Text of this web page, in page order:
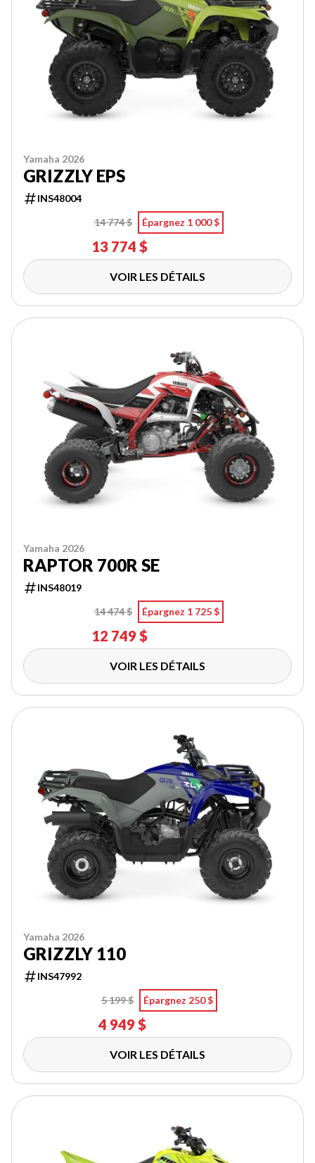
Yamaha 2026
GRIZZLY EPS
INS48004
14 774 $
Épargnez 1 000 $
13 774 $
VOIR LES DÉTAILS
Yamaha 2026
RAPTOR 700R SE
INS48019
14 474 $
Épargnez 1 725 $
12 749 $
VOIR LES DÉTAILS
Yamaha 2026
GRIZZLY 110
INS47992
5 199 $
Épargnez 250 $
4 949 $
VOIR LES DÉTAILS